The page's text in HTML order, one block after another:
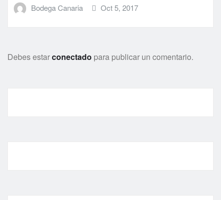
Bodega Canaria Oct 5, 2017
Debes estarconectado para publicar un comentario.